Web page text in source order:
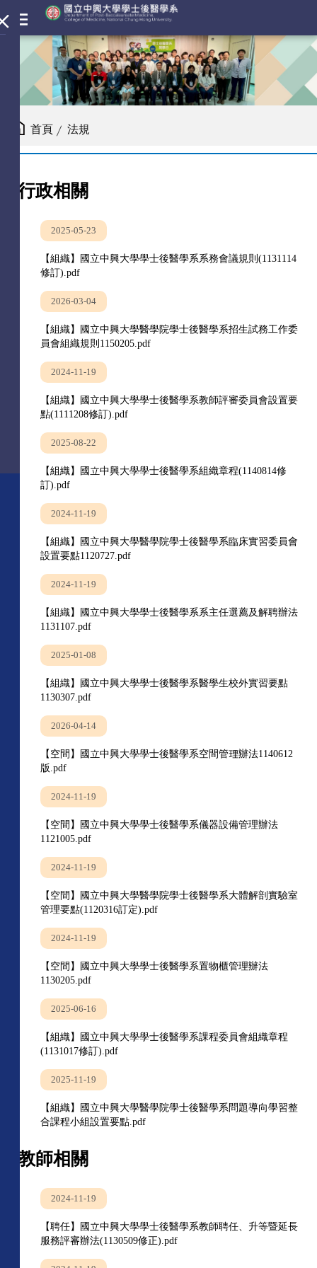
首頁 法規
行政相關
2025-05-23
【組織】國立中興大學學士後醫學系系務會議規則(1131114
修訂).pdf
2026-03-04
【組織】國立中興大學醫學院學士後醫學系招生試務工作委
員會組織規則1150205.pdf
2024-11-19
【組織】國立中興大學學士後醫學系教師評審委員會設置要
點(1111208修訂).pdf
2025-08-22
【組織】國立中興大學學士後醫學系組織章程(1140814修
訂).pdf
2024-11-19
【組織】國立中興大學醫學院學士後醫學系臨床實習委員會
設置要點1120727.pdf
2024-11-19
【組織】國立中興大學學士後醫學系系主任選薦及解聘辦法
1131107.pdf
2025-01-08
【組織】國立中興大學學士後醫學系醫學生校外實習要點
1130307.pdf
2026-04-14
【空間】國立中興大學學士後醫學系空間管理辦法1140612
版.pdf
2024-11-19
【空間】國立中興大學學士後醫學系儀器設備管理辦法
1121005.pdf
2024-11-19
【空間】國立中興大學醫學院學士後醫學系大體解剖實驗室
管理要點(1120316訂定).pdf
2024-11-19
【空間】國立中興大學學士後醫學系置物櫃管理辦法
1130205.pdf
2025-06-16
【組織】國立中興大學學士後醫學系課程委員會組織章程
(1131017修訂).pdf
2025-11-19
【組織】國立中興大學醫學院學士後醫學系問題導向學習整
合課程小組設置要點.pdf
教師相關
2024-11-19
【聘任】國立中興大學學士後醫學系教師聘任、升等暨延長
服務評審辦法(1130509修正).pdf